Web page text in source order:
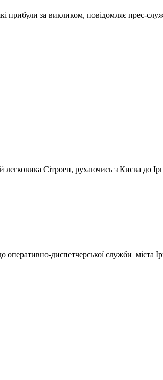
прибули за викликом, повідомляє прес-
легковика Сітроен, рухаючись з Києва до
диспетчерської служби міста